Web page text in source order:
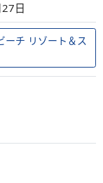
日
ーチ リゾート＆ス